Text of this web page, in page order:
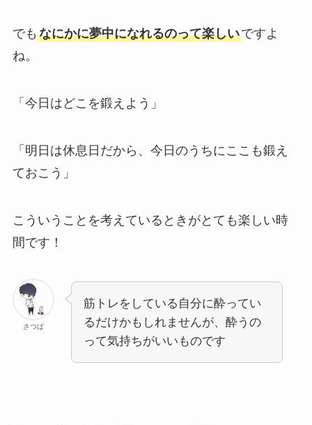
でも なにかに夢中になれるのって楽しいですよ
ね。
「今日はどこを鍛えよう」
「明日は休息日だから、今日のうちにここも鍛え
ておこう」
こういうことを考えているときがとても楽しい時
間です！
さつば
筋トレをしている自分に酔ってい
るだけかもしれませんが、酔うの
って気持ちがいいものです